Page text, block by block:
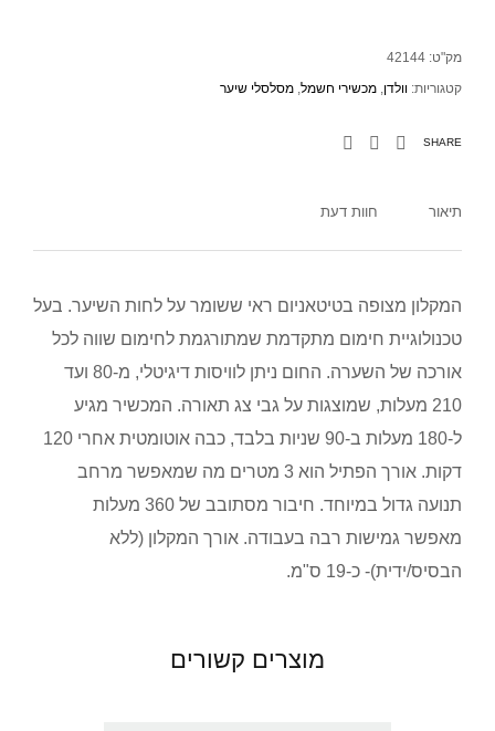
מק"ט: 42144
קטגוריות: וולדן, מכשירי חשמל, מסלסלי שיער
SHARE
תיאור חוות דעת
המקלון מצופה בטיטאניום ראי ששומר על לחות השיער. בעל
טכנולוגיית חימום מתקדמת שמתורגמת לחימום שווה לכל
אורכה של השערה. החום ניתן לוויסות דיגיטלי, מ-80 ועד
210 מעלות, שמוצגות על גבי צג תאורה. המכשיר מגיע
ל-180 מעלות ב-90 שניות בלבד, כבה אוטומטית אחרי 120
דקות. אורך הפתיל הוא 3 מטרים מה שמאפשר מרחב
תנועה גדול במיוחד. חיבור מסתובב של 360 מעלות
מאפשר גמישות רבה בעבודה. אורך המקלון (ללא
הבסיס/ידית)- כ-19 ס"מ.
מוצרים קשורים